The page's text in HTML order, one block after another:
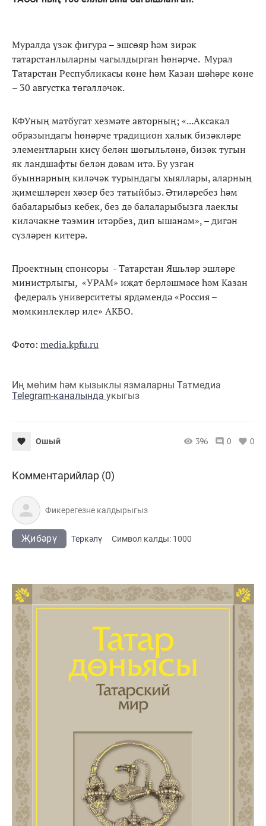
Муралда үзәк фигура – эшсөяр һәм зирәк
татарстанлыларны чагылдырган һөнәрче. Мурал
Татарстан Республикасы көне һәм Казан шәһәре көне
– 30 августка төгәлләчәк.
КФУның матбугат хезмәте авторның; «...Аксакал
образындагы һөнәрче традицион халык бизәкләре
элементларын кисү белән шөгыльләнә, бизәк тугын
як ландшафты белән дәвам итә. Бу узган
буыннарның киләчәк турындагы хыяллары, аларның
җимешләрен хәзер без татыйбыз. Әтиләребез һәм
бабаларыбыз кебек, без дә балаларыбызга лаеклы
киләчәкне тәэмин итәрбез, дип ышанам», – дигән
сүзләрен китерә.
Проектның спонсоры - Татарстан Яшьләр эшләре
министрлыгы, «УРАМ» иҗат берләшмәсе һәм Казан
федераль университеты ярдәмендә «Россия –
мөмкинлекләр иле» АКБО.
Фото: media.kpfu.ru
Иң мөһим һәм кызыклы язмаларны Татмедиа
Telegram-каналында укыгыз
Ошый 396 0 0
Комментарийлар (0)
Җибәрү Теркәлү Cимвол калды: 1000